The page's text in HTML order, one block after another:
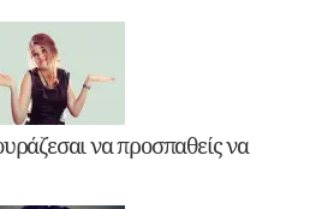
να προσπαθείς να